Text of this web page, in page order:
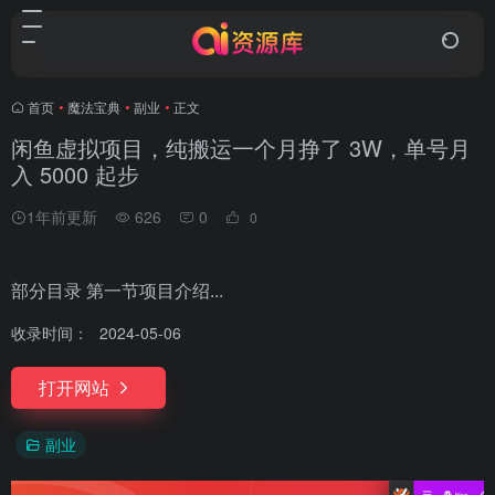
首页 • 魔法宝典 • 副业 • 正文
闲鱼虚拟项目，纯搬运一个月挣了 3W，单号月
入 5000 起步
1年前更新 626 0 0
部分目录 第一节项目介绍...
收录时间： 2024-05-06
打开网站
副业